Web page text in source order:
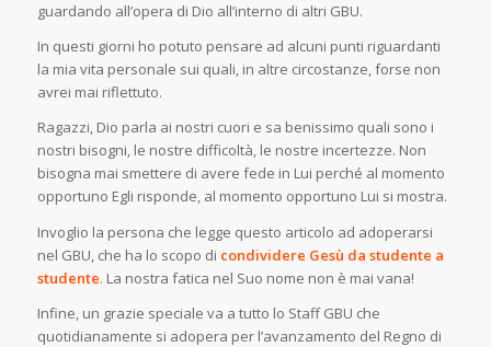
guardando all’opera di Dio all’interno di altri GBU.
In questi giorni ho potuto pensare ad alcuni punti riguardanti
la mia vita personale sui quali, in altre circostanze, forse non
avrei mai riflettuto.
Ragazzi, Dio parla ai nostri cuori e sa benissimo quali sono i
nostri bisogni, le nostre difficoltà, le nostre incertezze. Non
bisogna mai smettere di avere fede in Lui perché al momento
opportuno Egli risponde, al momento opportuno Lui si mostra.
Invoglio la persona che legge questo articolo ad adoperarsi
nel GBU, che ha lo scopo di condividere Gesù da studente a
studente. La nostra fatica nel Suo nome non è mai vana!
Infine, un grazie speciale va a tutto lo Staff GBU che
quotidianamente si adopera per l’avanzamento del Regno di